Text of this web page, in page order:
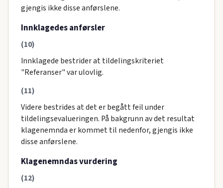
gjengis ikke disse anførslene.
Innklagedes anførsler
(10)
Innklagede bestrider at tildelingskriteriet
"Referanser" var ulovlig.
(11)
Videre bestrides at det er begått feil under
tildelingsevalueringen. På bakgrunn av det resultat
klagenemnda er kommet til nedenfor, gjengis ikke
disse anførslene.
Klagenemndas vurdering
(12)